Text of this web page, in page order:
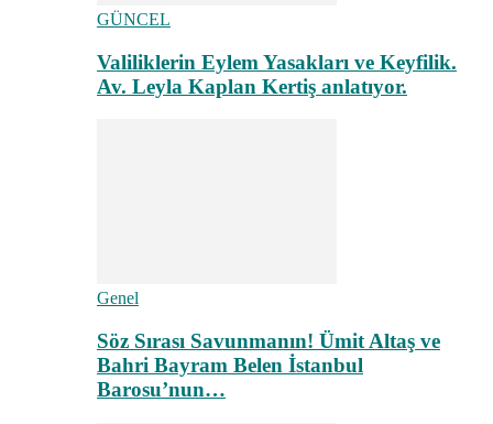
GÜNCEL
Valiliklerin Eylem Yasakları ve Keyfilik.
Av. Leyla Kaplan Kertiş anlatıyor.
Genel
Söz Sırası Savunmanın! Ümit Altaş ve
Bahri Bayram Belen İstanbul
Barosu’nun…